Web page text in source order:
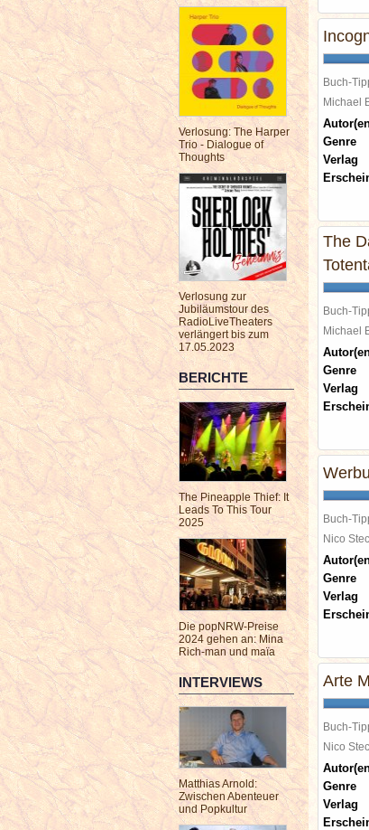
Verlosung: The Harper
Trio - Dialogue of
Thoughts
Verlosung zur
Jubiläumstour des
RadioLiveTheaters
verlängert bis zum
17.05.2023
BERICHTE
The Pineapple Thief: It
Leads To This Tour
2025
Die popNRW-Preise
2024 gehen an: Mina
Rich-man und maïa
INTERVIEWS
Matthias Arnold:
Zwischen Abenteuer
und Popkultur
Buch-
Michael
Genre
Verlag
The
Buch-
Michael
Genre
Verlag
Buch-
Nico
Genre
Verlag
Arte
Buch-
Nico
Genre
Verlag